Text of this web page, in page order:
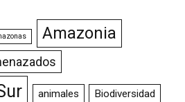
Amazonia
animales Biodiversidad